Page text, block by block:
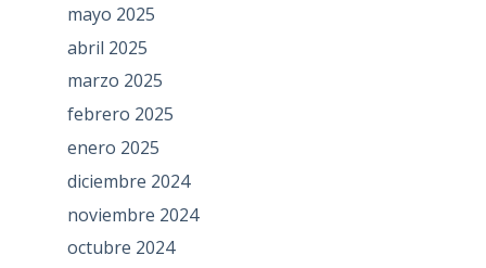
mayo 2025
abril 2025
marzo 2025
febrero 2025
enero 2025
diciembre 2024
noviembre 2024
octubre 2024